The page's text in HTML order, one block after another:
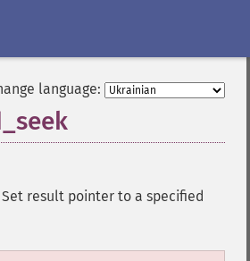
language:
Set result pointer to a specified